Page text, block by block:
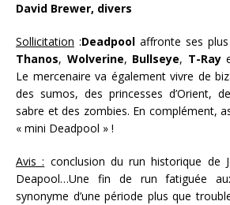
David Brewer, divers
Sollicitation :Deadpool affronte ses
Thanos, Wolverine, Bullseye, T-Ray
Le mercenaire va également vivre de
des sumos, des princesses d’Orient,
sabre et des zombies. En complément,
« mini Deadpool » !
Avis : conclusion du run historique de
Deapool…Une fin de run fatiguée
synonyme d’une période plus que